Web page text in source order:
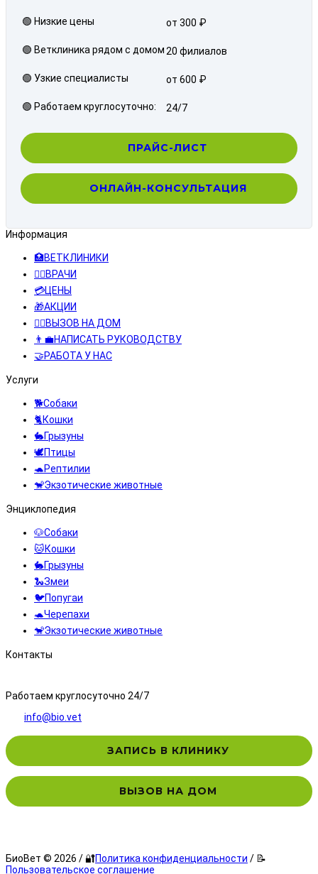
🟢 Низкие цены от 300 ₽
🟢 Ветклиника рядом с домом 20 филиалов
🟢 Узкие специалисты от 600 ₽
🟢 Работаем круглосуточно: 24/7
ПРАЙС-ЛИСТ
ОНЛАЙН-КОНСУЛЬТАЦИЯ
Информация
🏥ВЕТКЛИНИКИ
👨‍⚕️ВРАЧИ
💳ЦЕНЫ
🎁АКЦИИ
👩‍⚕️ВЫЗОВ НА ДОМ
👨‍💼НАПИСАТЬ РУКОВОДСТВУ
🤝РАБОТА У НАС
Услуги
🐕Собаки
🐈Кошки
🐇Грызуны
🕊️Птицы
🐢Рептилии
🐒Экзотические животные
Энциклопедия
🐶Собаки
🐱Кошки
🐇Грызуны
🐍Змеи
🐦Попугаи
🐢Черепахи
🐒Экзотические животные
Контакты
Работаем круглосуточно 24/7
info@bio.vet
ЗАПИСЬ В КЛИНИКУ
ВЫЗОВ НА ДОМ
БиоВет © 2026 / 🔐Политика конфиденциальности / 📝
Пользовательское соглашение